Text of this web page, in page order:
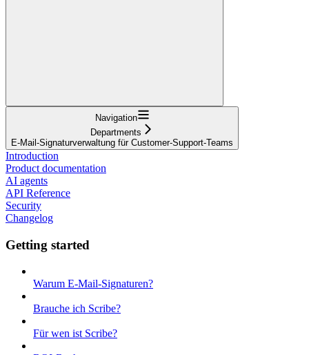
Navigation
Departments
E-Mail-Signaturverwaltung für Customer-Support-Teams
Introduction
Product documentation
AI agents
API Reference
Security
Changelog
Getting started
Warum E-Mail-Signaturen?
Brauche ich Scribe?
Für wen ist Scribe?